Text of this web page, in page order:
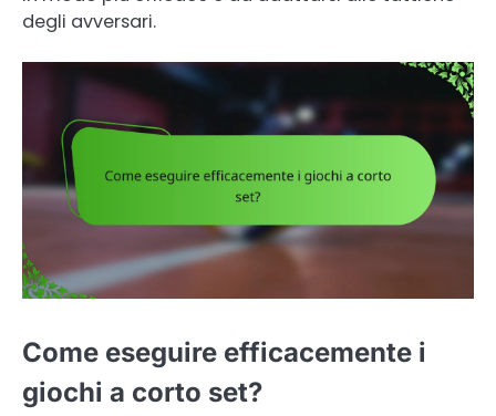
degli avversari.
Come eseguire efficacemente i
giochi a corto set?